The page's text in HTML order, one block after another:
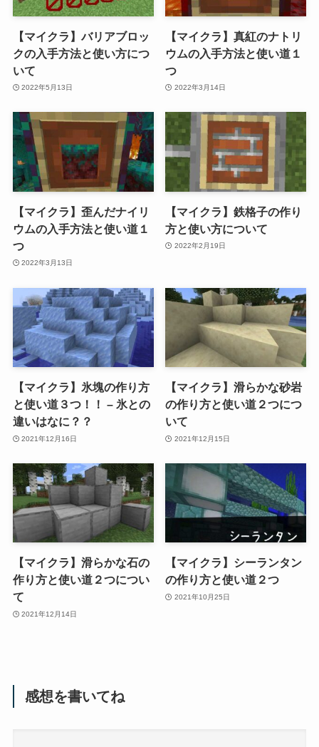
【マイクラ】バリアブロッ
クの入手方法と使い方につ
いて
2022年5月13日
【マイクラ】真紅のナトリ
ウムの入手方法と使い道１
つ
2022年3月14日
【マイクラ】歪んだナイリ
ウムの入手方法と使い道１
つ
2022年3月13日
【マイクラ】鉄格子の作り
方と使い方について
2022年2月19日
【マイクラ】氷塊の作り方
と使い道３つ！！ – 氷との
違いはなに？？
2021年12月16日
【マイクラ】滑らかな砂岩
の作り方と使い道２つにつ
いて
2021年12月15日
【マイクラ】滑らかな石の
作り方と使い道２つについ
て
2021年12月14日
【マイクラ】シーランタン
の作り方と使い道２つ
2021年10月25日
感想を書いてね